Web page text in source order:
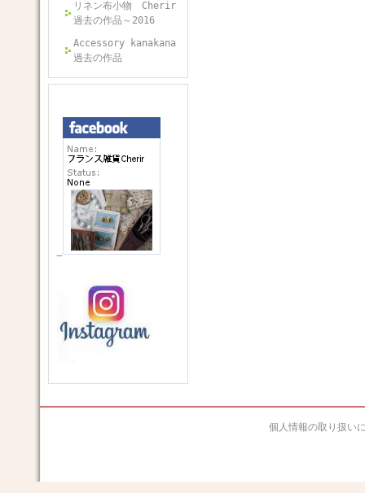
リネン布小物 Cherir
過去の作品～2016
Accessory kanakana
過去の作品
個人情報の取り扱い